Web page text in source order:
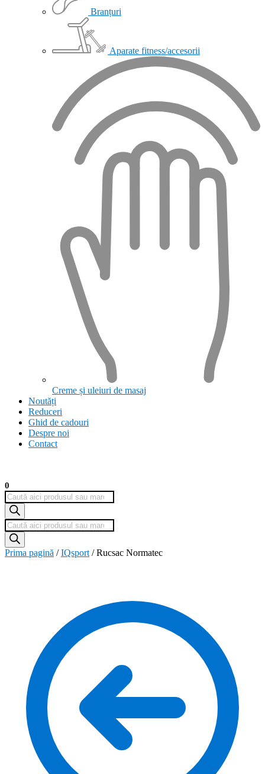
Branțuri
Aparate fitness/accesorii
Creme și uleiuri de masaj
Noutăți
Reduceri
Ghid de cadouri
Despre noi
Contact
0
Products
search
Products
search
Prima pagină /IQsport /Rucsac Normatec